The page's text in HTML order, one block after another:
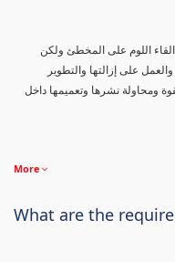
اللوم على المخطئ ولكن
على إزالتها والتطوير
ومحاولة نشرها وتعميمها داخل
More
What are the